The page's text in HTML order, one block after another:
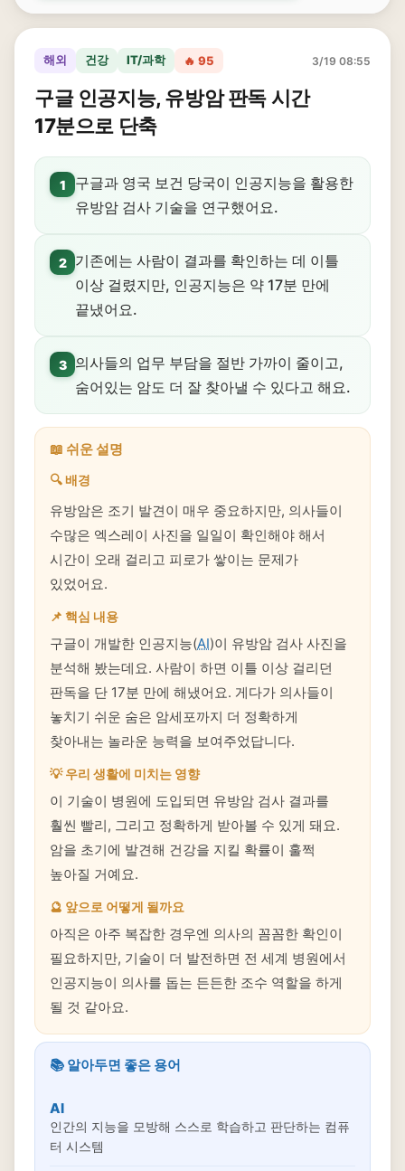
해외 건강 IT/과학 🔥 95 3/19 08:55
구글 인공지능, 유방암 판독 시간
17분으로 단축
1
구글과 영국 보건 당국이 인공지능을 활용한
유방암 검사 기술을 연구했어요.
2
기존에는 사람이 결과를 확인하는 데 이틀
이상 걸렸지만, 인공지능은 약 17분 만에
끝냈어요.
3
의사들의 업무 부담을 절반 가까이 줄이고,
숨어있는 암도 더 잘 찾아낼 수 있다고 해요.
📖 쉬운 설명
🔍 배경
유방암은 조기 발견이 매우 중요하지만, 의사들이
수많은 엑스레이 사진을 일일이 확인해야 해서
시간이 오래 걸리고 피로가 쌓이는 문제가
있었어요.
📌 핵심 내용
구글이 개발한 인공지능(AI)이 유방암 검사 사진을
분석해 봤는데요. 사람이 하면 이틀 이상 걸리던
판독을 단 17분 만에 해냈어요. 게다가 의사들이
놓치기 쉬운 숨은 암세포까지 더 정확하게
찾아내는 놀라운 능력을 보여주었답니다.
💡 우리 생활에 미치는 영향
이 기술이 병원에 도입되면 유방암 검사 결과를
훨씬 빨리, 그리고 정확하게 받아볼 수 있게 돼요.
암을 초기에 발견해 건강을 지킬 확률이 훌쩍
높아질 거예요.
🔮 앞으로 어떻게 될까요
아직은 아주 복잡한 경우엔 의사의 꼼꼼한 확인이
필요하지만, 기술이 더 발전하면 전 세계 병원에서
인공지능이 의사를 돕는 든든한 조수 역할을 하게
될 것 같아요.
📚 알아두면 좋은 용어
AI
인간의 지능을 모방해 스스로 학습하고 판단하는 컴퓨
터 시스템